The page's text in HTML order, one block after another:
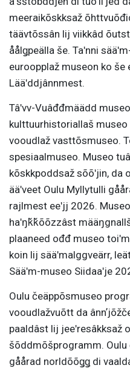
meeraikõskksaž
täävtõssân lij viikkâd
åålǥpeälla še. Taʹnni
euroopplaž museon ko še
Lääʹddjânnmest.
Tâʹvv-Vuâđđmäädd
kulttuurhistoriallaš museo
vooudlaž vasttõsmuseo.
spesiaalmuseo. Museo
kõskkpoddsaž sõõʹjin,
ääʹveet Oulu Myllytulli
rajlmest eeʹjj 2026.
haʹŋǩǩõõzzâst
plaaneed ođđ museo
koin lij sääʹmalggveärr,
Sääʹm-museo Siidaaʹje
Oulu čeäppõsmuseo
vooudlažvuõtt da
paaldâst lij jeeʹresâkksaž
šõddmõšprogramm. Oulu
gåårad norldõõǥǥ di